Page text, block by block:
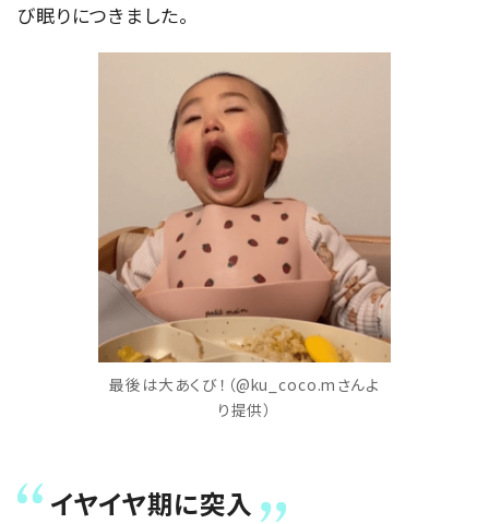
び眠りにつきました。
最後は大あくび！（@ku_coco.mさんよ
り提供）
イヤイヤ期に突入